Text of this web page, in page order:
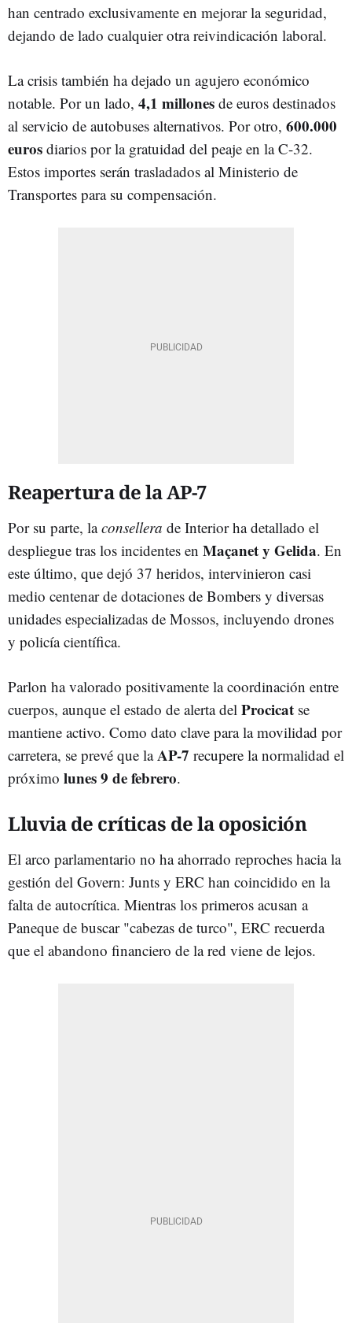
han centrado exclusivamente en mejorar la seguridad,
dejando de lado cualquier otra reivindicación laboral.
La crisis también ha dejado un agujero económico
notable. Por un lado, 4,1 millones de euros destinados
al servicio de autobuses alternativos. Por otro, 600.000
euros diarios por la gratuidad del peaje en la C-32.
Estos importes serán trasladados al Ministerio de
Transportes para su compensación.
Reapertura de la AP-7
Por su parte, laconsellera de Interior ha detallado el
despliegue tras los incidentes en Maçanet y Gelida. En
este último, que dejó 37 heridos, intervinieron casi
medio centenar de dotaciones de Bombers y diversas
unidades especializadas de Mossos, incluyendo drones
y policía científica.
Parlon ha valorado positivamente la coordinación entre
cuerpos, aunque el estado de alerta del Procicat se
mantiene activo. Como dato clave para la movilidad por
carretera, se prevé que laAP-7 recupere la normalidad el
próximo lunes 9 de febrero.
Lluvia de críticas de la oposición
El arco parlamentario no ha ahorrado reproches hacia la
gestión del Govern: Junts y ERC han coincidido en la
falta de autocrítica. Mientras los primeros acusan a
Paneque de buscar "cabezas de turco", ERC recuerda
que el abandono financiero de la red viene de lejos.